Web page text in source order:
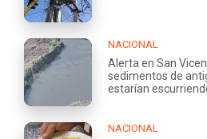
NACIONAL
Alerta en San
sedimentos de
estarían
NACIONAL